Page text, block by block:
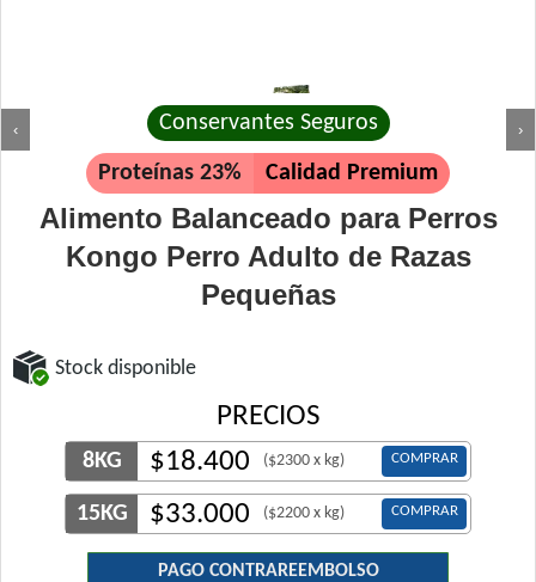
‹ ›
Conservantes Seguros
Proteínas 23% Calidad Premium
Alimento Balanceado para Perros
Kongo Perro Adulto de Razas
Pequeñas
Stock disponible
PRECIOS
8KG $18.400 ($2300 x kg) COMPRAR
15KG $33.000 ($2200 x kg) COMPRAR
PAGO CONTRAREEMBOLSO